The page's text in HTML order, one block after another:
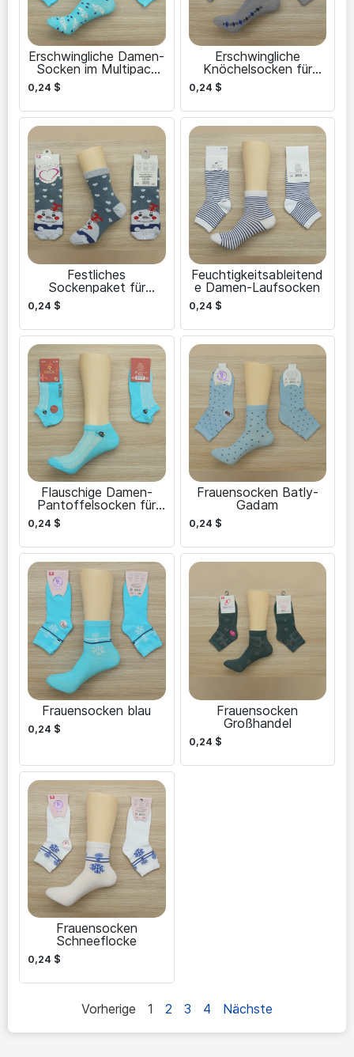
Erschwingliche Damen-
Socken im Multipack
für jeden Tag
0,24 $
Erschwingliche
Knöchelsocken für
Frauen – Großpackung
0,24 $
Festliches
Sockenpaket für
Frauen zu Weihnachten
0,24 $
Feuchtigkeitsableitend
e Damen-Laufsocken
0,24 $
Flauschige Damen-
Pantoffelsocken für
Komfort zu Hause
0,24 $
Frauensocken Batly-
Gadam
0,24 $
Frauensocken blau
0,24 $
Frauensocken
Großhandel
0,24 $
Frauensocken
Schneeflocke
0,24 $
Vorherige 1 2 3 4 Nächste